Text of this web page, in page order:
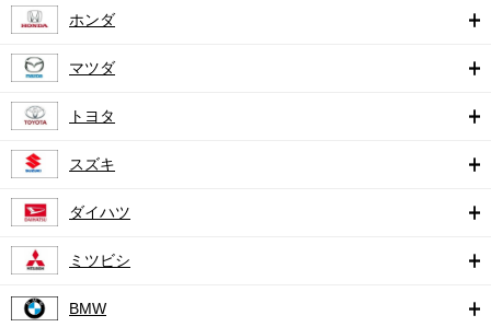
ホンダ
マツダ
トヨタ
スズキ
ダイハツ
ミツビシ
BMW